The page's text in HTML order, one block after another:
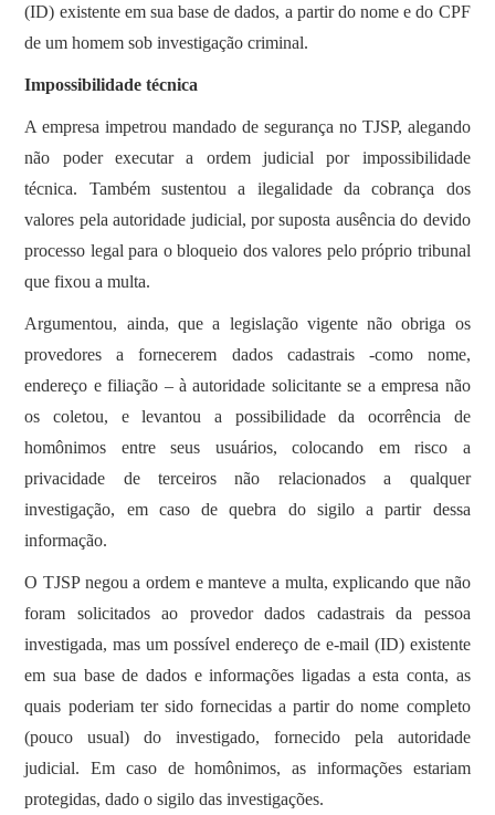
(ID) existente em sua base de dados, a partir do nome e do CPF
de um homem sob investigação criminal.
Impossibilidade técnica
A empresa impetrou mandado de segurança no TJSP, alegando
não poder executar a ordem judicial por impossibilidade
técnica. Também sustentou a ilegalidade da cobrança dos
valores pela autoridade judicial, por suposta ausência do devido
processo legal para o bloqueio dos valores pelo próprio tribunal
que fixou a multa.
Argumentou, ainda, que a legislação vigente não obriga os
provedores a fornecerem dados cadastrais -como nome,
endereço e filiação – à autoridade solicitante se a empresa não
os coletou, e levantou a possibilidade da ocorrência de
homônimos entre seus usuários, colocando em risco a
privacidade de terceiros não relacionados a qualquer
investigação, em caso de quebra do sigilo a partir dessa
informação.
O TJSP negou a ordem e manteve a multa, explicando que não
foram solicitados ao provedor dados cadastrais da pessoa
investigada, mas um possível endereço de e-mail (ID) existente
em sua base de dados e informações ligadas a esta conta, as
quais poderiam ter sido fornecidas a partir do nome completo
(pouco usual) do investigado, fornecido pela autoridade
judicial. Em caso de homônimos, as informações estariam
protegidas, dado o sigilo das investigações.